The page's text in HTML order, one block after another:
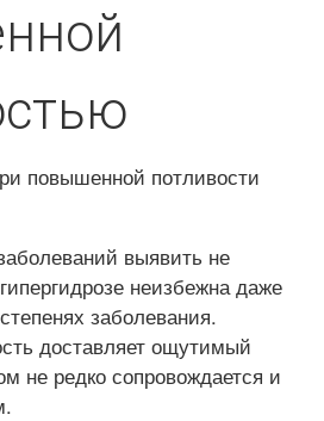
выявить не
неизбежна даже
заболевания.
доставляет ощутимый
не редко сопровождается и